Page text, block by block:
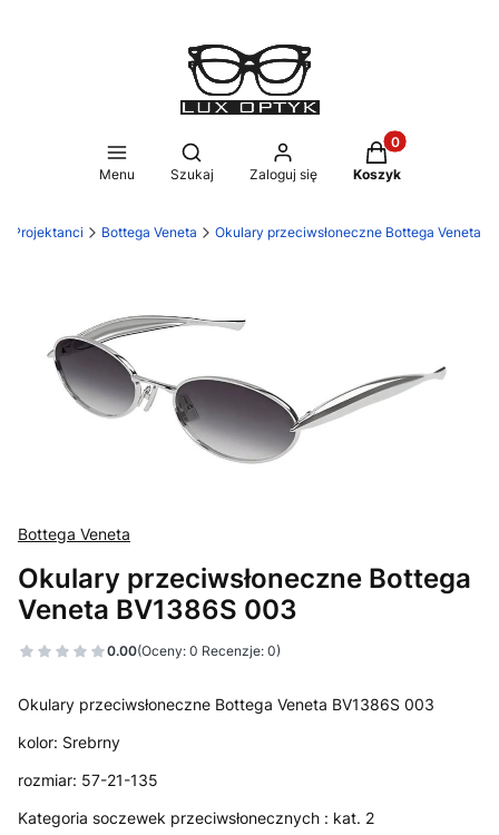
Menu
Otwórz wyszukiwarkę
Szukaj Zaloguj się
Produkty w
Koszyk
Projektanci Bottega Veneta Okulary przeciwsłoneczne Bottega Veneta
Bottega Veneta
Okulary przeciwsłoneczne Bottega
Veneta BV1386S 003
0.00(Oceny: 0 Recenzje: 0)
Okulary przeciwsłoneczne Bottega Veneta BV1386S 003
kolor: Srebrny
rozmiar: 57-21-135
Kategoria soczewek przeciwsłonecznych : kat. 2